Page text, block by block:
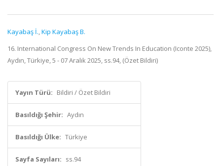
Kayabaş İ.,Kip Kayabaş B.
16. International Congress On New Trends In Education (Iconte 2025),
Aydın, Türkiye, 5 - 07 Aralık 2025, ss.94, (Özet Bildiri)
Yayın Türü: Bildiri / Özet Bildiri
Basıldığı Şehir: Aydın
Basıldığı Ülke: Türkiye
Sayfa Sayıları: ss.94